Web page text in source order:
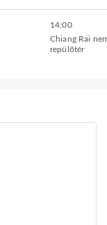
14:00
Chiang Rai
repülőtér